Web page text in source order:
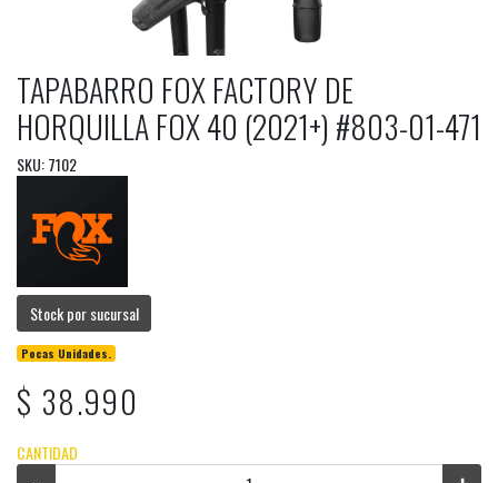
TAPABARRO FOX FACTORY DE
HORQUILLA FOX 40 (2021+) #803-01-471
SKU: 7102
Stock por sucursal
Pocas Unidades.
$ 38.990
CANTIDAD